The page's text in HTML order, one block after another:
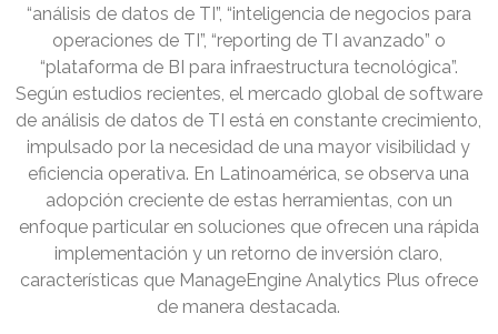
“análisis de datos de TI”, “inteligencia de negocios para
operaciones de TI”, “reporting de TI avanzado” o
“plataforma de BI para infraestructura tecnológica”.
Según estudios recientes, el mercado global de software
de análisis de datos de TI está en constante crecimiento,
impulsado por la necesidad de una mayor visibilidad y
eficiencia operativa. En Latinoamérica, se observa una
adopción creciente de estas herramientas, con un
enfoque particular en soluciones que ofrecen una rápida
implementación y un retorno de inversión claro,
características que ManageEngine Analytics Plus ofrece
de manera destacada.